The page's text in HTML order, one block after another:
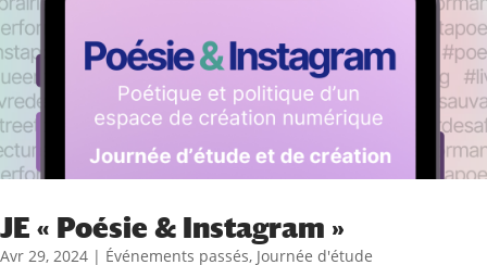
JE « Poésie & Instagram »
Avr 29, 2024 | Événements passés, Journée d'étude